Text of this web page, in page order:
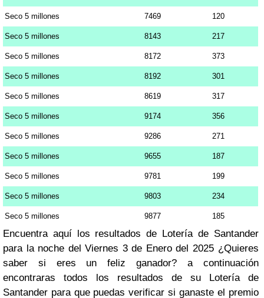
Seco 5 millones 7469 120
Seco 5 millones 8143 217
Seco 5 millones 8172 373
Seco 5 millones 8192 301
Seco 5 millones 8619 317
Seco 5 millones 9174 356
Seco 5 millones 9286 271
Seco 5 millones 9655 187
Seco 5 millones 9781 199
Seco 5 millones 9803 234
Seco 5 millones 9877 185
Encuentra aquí los resultados de Lotería de Santander
para la noche del Viernes 3 de Enero del 2025 ¿Quieres
saber si eres un feliz ganador? a continuación
encontraras todos los resultados de su Lotería de
Santander para que puedas verificar si ganaste el premio